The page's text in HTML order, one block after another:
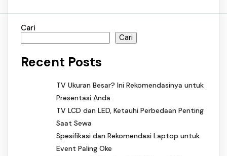
Cari
Cari
Recent Posts
TV Ukuran Besar? Ini Rekomendasinya untuk
Presentasi Anda
TV LCD dan LED, Ketauhi Perbedaan Penting
Saat Sewa
Spesifikasi dan Rekomendasi Laptop untuk
Event Paling Oke